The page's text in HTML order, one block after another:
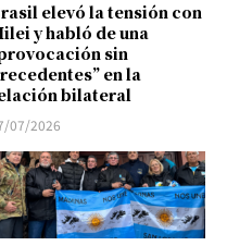
elevó la tensión con
y habló de una
sin
en la
bilateral
07/2026